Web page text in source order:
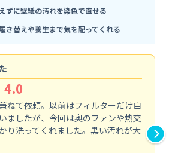
ずに壁紙の汚れを染色で直せる
き替えや養生まで気を配ってくれる
4.0
ねて依頼。以前はフィルターだけ自
ましたが、今回は奥のファンや熱交
り洗ってくれました。黒い汚れが大